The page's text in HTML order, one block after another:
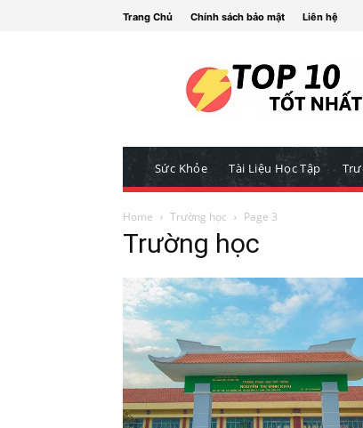
Trang Chủ Chính sách bảo mật Liên hệ
Sức Khỏe Tài Liệu Học Tập
Home Trường học Page 3
Trường học